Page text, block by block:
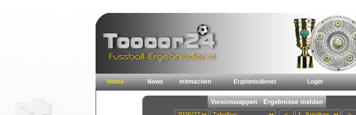
Home News mitmachen Ergebnisdienst Login